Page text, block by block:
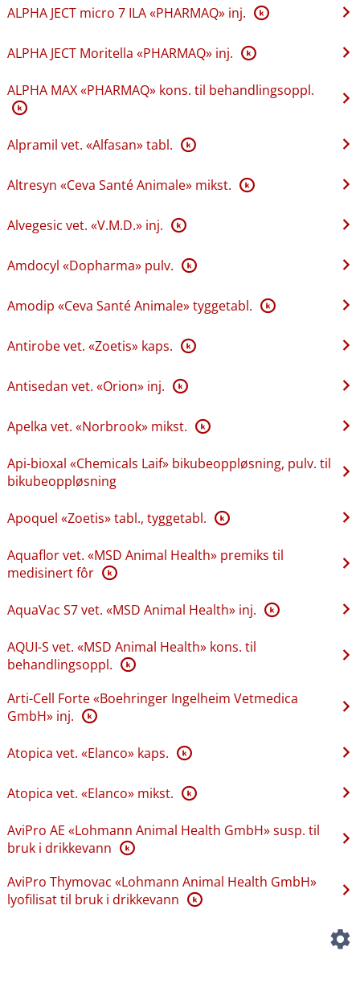
ALPHA JECT micro 7 ILA «PHARMAQ» inj. K
ALPHA JECT Moritella «PHARMAQ» inj. K
ALPHA MAX «PHARMAQ» kons. til behandlingsoppl.
K
Alpramil vet. «Alfasan» tabl. K
Altresyn «Ceva Santé Animale» mikst. K
Alvegesic vet. «V.M.D.» inj. K
Amdocyl «Dopharma» pulv. K
Amodip «Ceva Santé Animale» tyggetabl. K
Antirobe vet. «Zoetis» kaps. K
Antisedan vet. «Orion» inj. K
Apelka vet. «Norbrook» mikst. K
Api-bioxal «Chemicals Laif» bikubeoppløsning, pulv. til
bikubeoppløsning
Apoquel «Zoetis» tabl., tyggetabl. K
Aquaflor vet. «MSD Animal Health» premiks til
medisinert fôr K
AquaVac S7 vet. «MSD Animal Health» inj. K
AQUI-S vet. «MSD Animal Health» kons. til
behandlingsoppl. K
Arti-Cell Forte «Boehringer Ingelheim Vetmedica
GmbH» inj. K
Atopica vet. «Elanco» kaps. K
Atopica vet. «Elanco» mikst. K
AviPro AE «Lohmann Animal Health GmbH» susp. til
bruk i drikkevann K
AviPro Thymovac «Lohmann Animal Health GmbH»
lyofilisat til bruk i drikkevann K